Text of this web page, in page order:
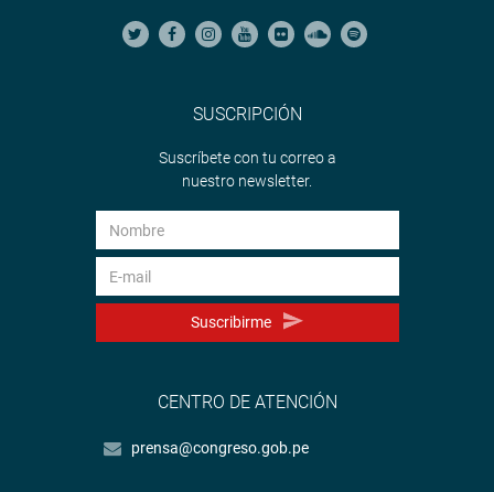
SUSCRIPCIÓN
Suscríbete con tu correo a
nuestro newsletter.
Suscribirme
CENTRO DE ATENCIÓN
prensa@congreso.gob.pe